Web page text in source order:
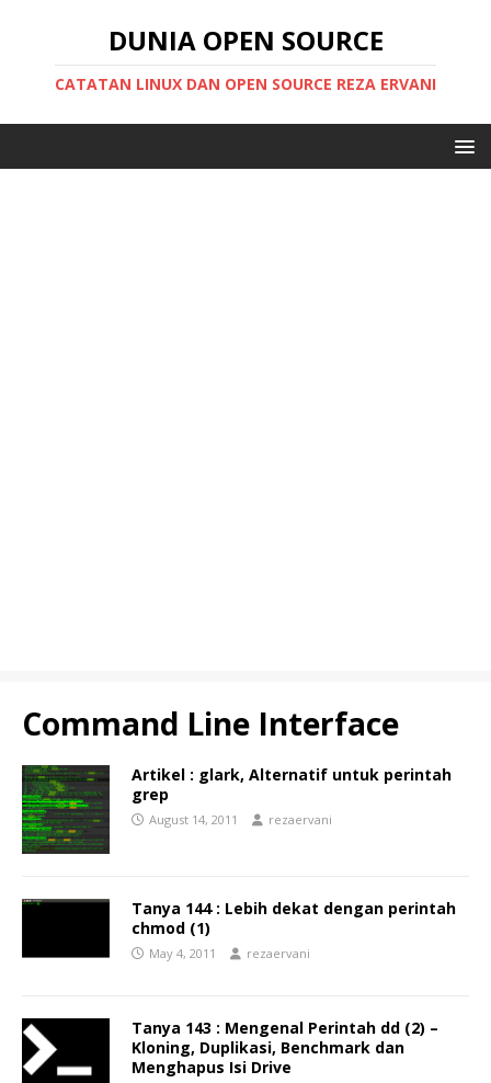
DUNIA OPEN SOURCE
CATATAN LINUX DAN OPEN SOURCE REZA ERVANI
Command Line Interface
Artikel : glark, Alternatif untuk perintah
grep
August 14, 2011 rezaervani
Tanya 144 : Lebih dekat dengan perintah
chmod (1)
May 4, 2011 rezaervani
Tanya 143 : Mengenal Perintah dd (2) –
Kloning, Duplikasi, Benchmark dan
Menghapus Isi Drive